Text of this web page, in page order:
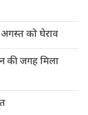
अगस्त को घेराव
की जगह मिला